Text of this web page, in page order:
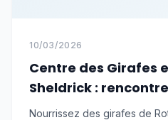
10/03/2026
Centre des Girafes
Sheldrick :
inoubliables a
Nourrissez des girafes de